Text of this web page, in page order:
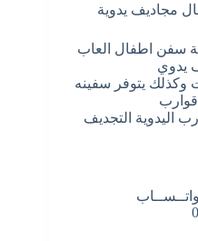
مجاديف يدوية
سفن اطفال العاب
يدوي
وكذلك يتوفر سفينه
اليدوية التجديف